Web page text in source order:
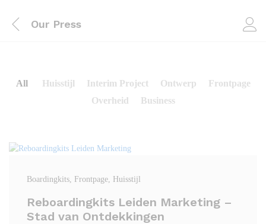
Our Press
All Huisstijl Interim Project Ontwerp
Frontpage
Overheid
Business
Boardingkits , Frontpage , Huisstijl
Reboardingkits Leiden Marketing –
Stad van Ontdekkingen